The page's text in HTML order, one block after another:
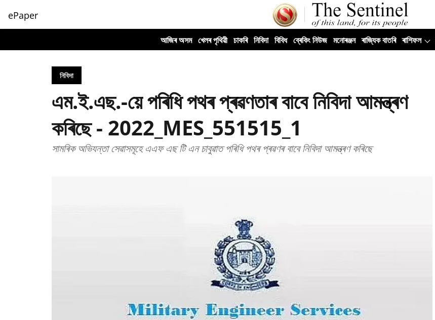
ePaper
আজিৰ অসম খেলৰ পৃথিৱী চাকৰি নিবিদা বিবিধ ব্ৰেকিং নিউজ মনোৰঞ্জন ৰাজ্যিক বাতৰি ৰাশিফল
নিবিদা
এম.ই.এছ.-য়ে পৰিধি পথৰ প্ৰৱণতাৰ বাবে নিবিদা আমন্ত্ৰণ
কৰিছে - 2022_MES_551515_1
সামৰিক অভিযন্তা সেৱাসমূহে এএফ এছ টি এন চাবুৱাত পৰিধি পথৰ প্ৰৱণৰ বাবে নিবিদা আমন্ত্ৰণ কৰিছে